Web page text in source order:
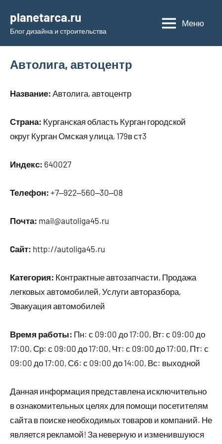
содержимому
planetarca.ru
Блог дизайна и строительства
Меню
Автолига, автоцентр
Название: Автолига, автоцентр
Страна: Курганская область Курган городской
округ Курган Омская улица, 179в ст3
Индекс: 640027
Телефон: +7‒922‒560‒30‒08
Почта: mail@autoliga45.ru
Cайт: http://autoliga45.ru
Категория: Контрактные автозапчасти, Продажа
легковых автомобилей, Услуги авторазбора,
Эвакуация автомобилей
Время работы: Пн: с 09:00 до 17:00, Вт: с 09:00 до
17:00, Ср: с 09:00 до 17:00, Чт: с 09:00 до 17:00, Пт: с
09:00 до 17:00, Сб: с 09:00 до 14:00, Вс: выходной
Данная информация представлена исключительно
в ознакомительных целях для помощи посетителям
сайта в поиске необходимых товаров и компаний. Не
является рекламой! За неверную и изменившуюся